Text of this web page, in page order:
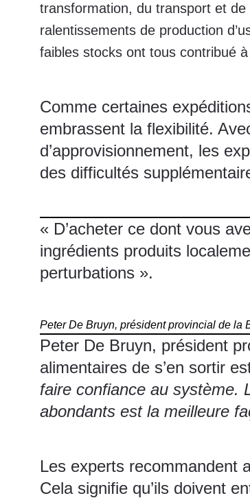
transformation, du transport et
ralentissements de production
faibles stocks ont tous contribué
Comme certaines
embrassent la flexibilité.
d’approvisionnement, les
des difficultés
« D’acheter ce dont vous
ingrédients produits
perturbations ».
Peter De Bruyn, président provincial de la
Peter De Bruyn, président
alimentaires de s’en sortir
faire confiance au système.
abondants est la meilleure
Les experts recommandent
Cela signifie qu’ils doivent